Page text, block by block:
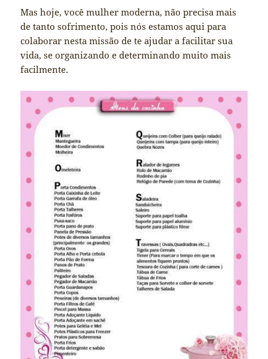
Mas hoje, você mulher moderna, não precisa mais
de tanto sofrimento, pois nós estamos aqui para
colaborar nesta missão de te ajudar a facilitar sua
vida, se organizando e determinando muito mais
facilmente.